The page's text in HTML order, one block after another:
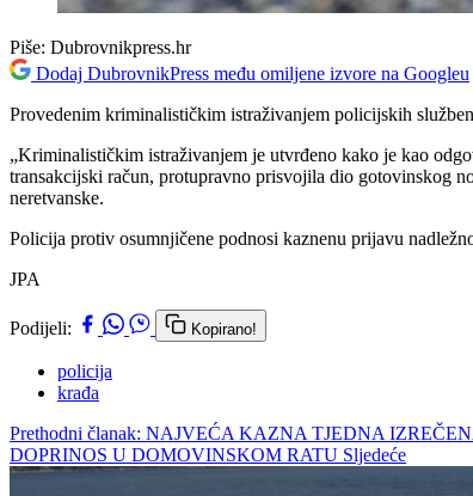
Piše: Dubrovnikpress.hr
Dodaj DubrovnikPress među omiljene izvore na Googleu
Provedenim kriminalističkim istraživanjem policijskih
„Kriminalističkim istraživanjem je utvrđeno kako je kao
transakcijski račun, protupravno prisvojila dio gotovinskog
neretvanske.
Policija protiv osumnjičene podnosi kaznenu prijavu
JPA
Podijeli: Kopirano!
policija
krađa
Prethodni članak: NAJVEĆA KAZNA TJEDNA
DOPRINOS U DOMOVINSKOM RATU Sljedeće